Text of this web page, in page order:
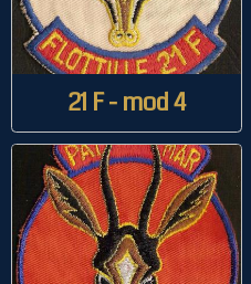
21 F - mod 4